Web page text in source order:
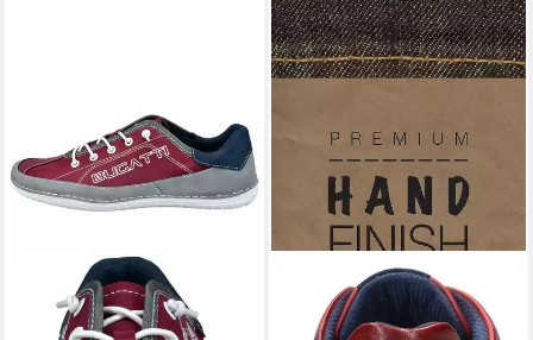
BUGATTISneaker
Leder/Textil . Sneaker (1-tlg)
BUGATTISneaker mit
seitlichem Logoprägung,